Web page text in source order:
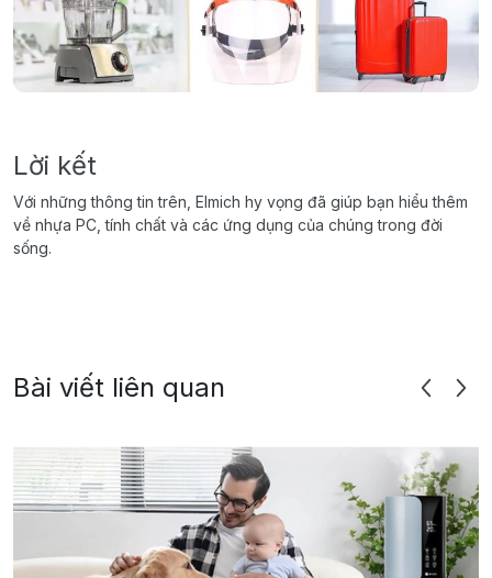
Lời kết
Với những thông tin trên, Elmich hy vọng đã giúp bạn hiểu thêm
về nhựa PC, tính chất và các ứng dụng của chúng trong đời
sống.
Bài viết liên quan